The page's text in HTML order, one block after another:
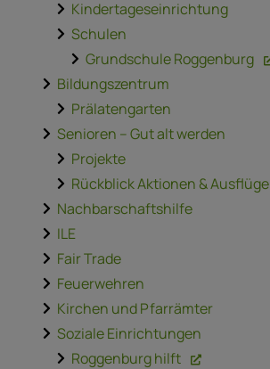
Kindertageseinrichtung
Schulen
Grundschule Roggenburg
Bildungszentrum
Prälatengarten
Senioren – Gut alt werden
Projekte
Rückblick Aktionen & Ausflüge
Nachbarschaftshilfe
ILE
Fair Trade
Feuerwehren
Kirchen und Pfarrämter
Soziale Einrichtungen
Roggenburg hilft